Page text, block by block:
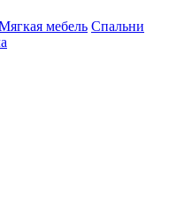
мебель Спальни